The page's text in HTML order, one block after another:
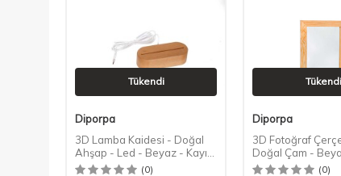
Tükendi
Diporpa
3D Lamba Kaidesi - Doğal
Ahşap - Led - Beyaz - Kayın
Rengi
(0)
Tükendi
Diporpa
3D Fotoğraf
Doğal Çam -
(0)